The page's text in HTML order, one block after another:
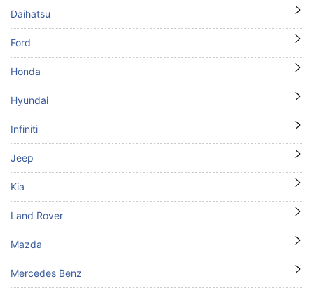
Daihatsu
Ford
Honda
Hyundai
Infiniti
Jeep
Kia
Land Rover
Mazda
Mercedes Benz